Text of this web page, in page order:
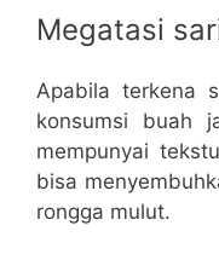
Megatasi
Apabila terkena
konsumsi buah
mempunyai
bisa
rongga mulut.